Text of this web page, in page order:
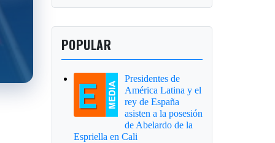
POPULAR
Presidentes de
América Latina y el
rey de España
asisten a la posesión
de Abelardo de la
Espriella en Cali